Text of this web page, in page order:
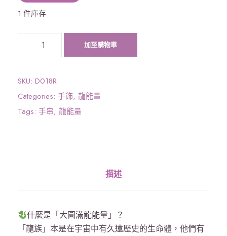
1 件庫存
滿
龍
能
串
加至購物車
SKU: D018R
Categories: 手飾, 龍能量
Tags: 手串, 龍能量
描述
什麼是「大圓滿龍能量」？
「龍族」本是在宇宙中有久遠歷史的生命體，他們有